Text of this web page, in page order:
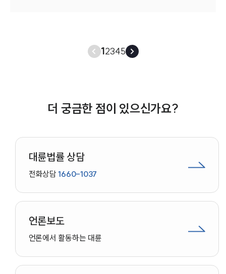
12345
더 궁금한 점이 있으신가요?
대륜법률 상담
전화상담1660-1037
언론보도
언론에서 활동하는 대륜